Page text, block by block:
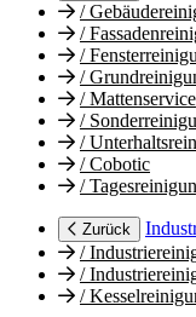
/
/
/
/
/Mattenservice
/
/
/Cobotic
/
Zurück
/
/
/